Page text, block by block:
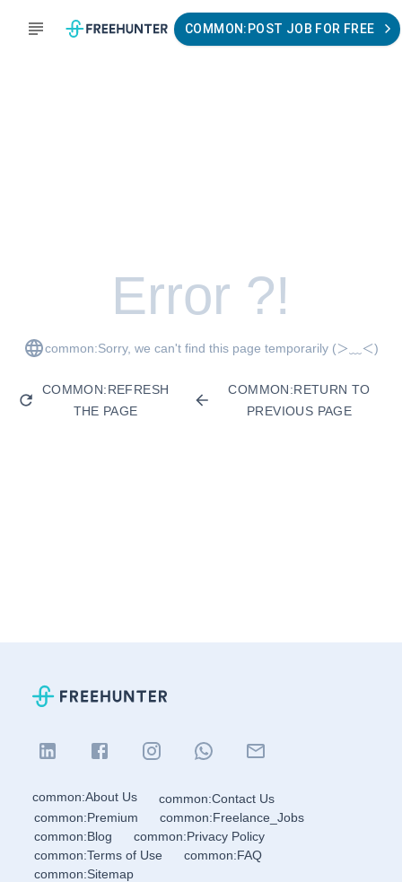
COMMON:POST JOB FOR FREE
Error ?!
common:Sorry, we can't find this page temporarily (＞﹏＜)
COMMON:REFRESH
THE PAGE
COMMON:RETURN TO
PREVIOUS PAGE
common:About Us
common:Contact Us
common:Premium
common:Freelance_Jobs
common:Blog
common:Privacy Policy
common:Terms of Use
common:FAQ
common:Sitemap